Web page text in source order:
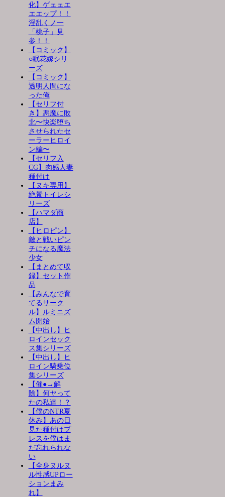
化】ゲェェエ
エエップ！！
淫乱くノ一
「桃子」見
参！！
【コミック】
○眠花嫁シリ
ーズ
【コミック】
透明人間にな
った俺
【セリフ付
き】悪魔に敗
北〜快楽堕ち
させられたセ
ーラーヒロイ
ン編〜
【セリフ入
CG】肉感人妻
種付け
【ヌキ専用】
絶景トイレシ
リーズ
【ハマダ商
店】
【ヒロピン】
敵と戦いピン
チになる魔法
少女
【まとめて収
録】セット作
品
【みんなで育
てるサーク
ル】ルミニズ
ム開始
【中出し】ヒ
ロインセック
ス集シリーズ
【中出し】ヒ
ロイン騎乗位
集シリーズ
【催●→解
除】何ヤって
たの私達！？
【僕のNTR夏
休み】あの日
見た種付けプ
レスを僕はま
だ忘れられな
い
【全身ヌルヌ
ル性感UPロー
ションまみ
れ】